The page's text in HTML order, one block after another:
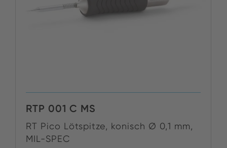
RTP 001 C MS
RT Pico Lötspitze, konisch Ø 0,1 mm,
MIL-SPEC